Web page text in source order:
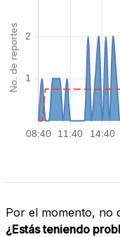
Por el momento, no
¿Estás teniendo